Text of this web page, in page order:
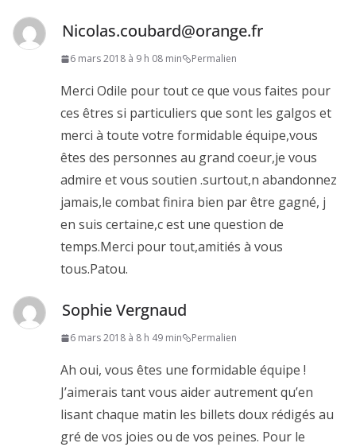
Nicolas.coubard@orange.fr
6 mars 2018 à 9 h 08 min Permalien
Merci Odile pour tout ce que vous faites pour
ces êtres si particuliers que sont les galgos et
merci à toute votre formidable équipe,vous
êtes des personnes au grand coeur,je vous
admire et vous soutien .surtout,n abandonnez
jamais,le combat finira bien par être gagné, j
en suis certaine,c est une question de
temps.Merci pour tout,amitiés à vous
tous.Patou.
Sophie Vergnaud
6 mars 2018 à 8 h 49 min Permalien
Ah oui, vous êtes une formidable équipe !
J’aimerais tant vous aider autrement qu’en
lisant chaque matin les billets doux rédigés au
gré de vos joies ou de vos peines. Pour le